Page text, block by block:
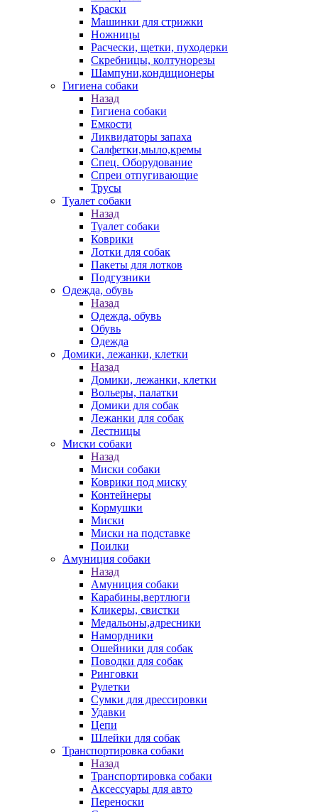
Краски
Машинки для стрижки
Ножницы
Расчески, щетки, пуходерки
Скребницы, колтунорезы
Шампуни,кондиционеры
Гигиена собаки
Назад
Гигиена собаки
Емкости
Ликвидаторы запаха
Салфетки,мыло,кремы
Спец. Оборудование
Спреи отпугивающие
Трусы
Туалет собаки
Назад
Туалет собаки
Коврики
Лотки для собак
Пакеты для лотков
Подгузники
Одежда, обувь
Назад
Одежда, обувь
Обувь
Одежда
Домики, лежанки, клетки
Назад
Домики, лежанки, клетки
Вольеры, палатки
Домики для собак
Лежанки для собак
Лестницы
Миски собаки
Назад
Миски собаки
Коврики под миску
Контейнеры
Кормушки
Миски
Миски на подставке
Поилки
Амуниция собаки
Назад
Амуниция собаки
Карабины,вертлюги
Кликеры, свистки
Медальоны,адресники
Намордники
Ошейники для собак
Поводки для собак
Ринговки
Рулетки
Сумки для дрессировки
Удавки
Цепи
Шлейки для собак
Транспортировка собаки
Назад
Транспортировка собаки
Аксессуары для авто
Переноски